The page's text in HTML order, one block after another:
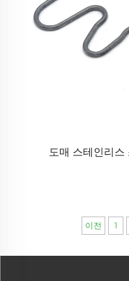
도매 스테인리스
이전 1